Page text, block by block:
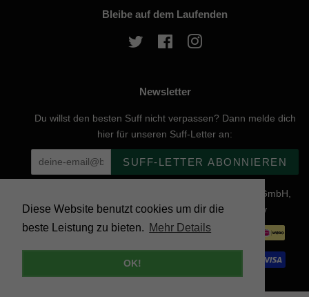
Diese Website benutzt cookies um dir die
beste Leistung zu bieten. Mehr Details
OK!
Bleibe auf dem Laufenden
Twitter Facebook
Newsletter
Du willst den besten Suff nicht verpassen? Dann melde dich
hier für unseren Suff-Letter an:
SUFF-LETTER ABONNIEREN
Urheberrecht © 2026, website created by Naturgenuss GmbH,
Nobelstraße 20, 12057 Berlin - Powered by Shopify
Zahlungsarten